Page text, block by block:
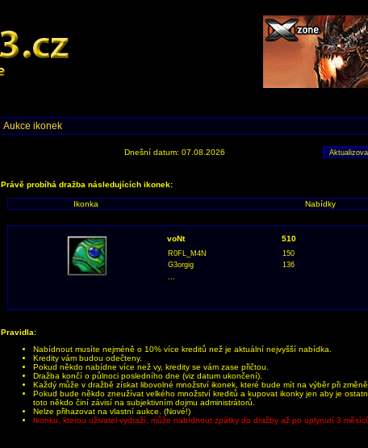
Aukce ikonek
Dnešní datum: 07.08.2026
Právě probíhá dražba následujících ikonek:
Ikonka Nabídky
voNt 510
R0FL_M4N
150
G3orgig
136
Pravidla:
Nabídnout musíte nejméně o 10% více kreditů než je aktuální nejvyšší nabídka.
Kredity vám budou odečteny.
Pokud někdo nabídne více než vy, kredity se vám zase přičtou.
Dražba končí o půlnoci posledního dne (viz datum ukončení).
Každý může v dražbě získat libovolné množství ikonek, které bude mít na výběr při
Pokud bude někdo zneužívat velkého množství kreditů a kupovat ikonky jen aby je
toto někdo činí závisí na subjektivním dojmu administrátorů.
Nelze přihazovat na vlastní aukce. (Nové!)
Ikonku, kterou uživatel vydraží, může nabídnout zpátky do dražby až po uplynutí 3